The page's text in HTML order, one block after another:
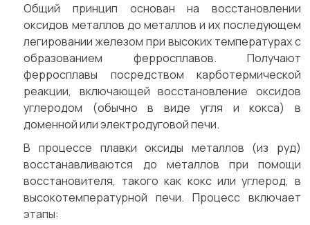
Общий принцип основан на восстановлении
оксидов металлов до металлов и их последующем
легировании железом при высоких температурах с
образованием ферросплавов. Получают
ферросплавы посредством карботермической
реакции, включающей восстановление оксидов
углеродом (обычно в виде угля и кокса) в
доменной или электродуговой печи.
В процессе плавки оксиды металлов (из руд)
восстанавливаются до металлов при помощи
восстановителя, такого как кокс или углерод, в
высокотемпературной печи. Процесс включает
этапы: